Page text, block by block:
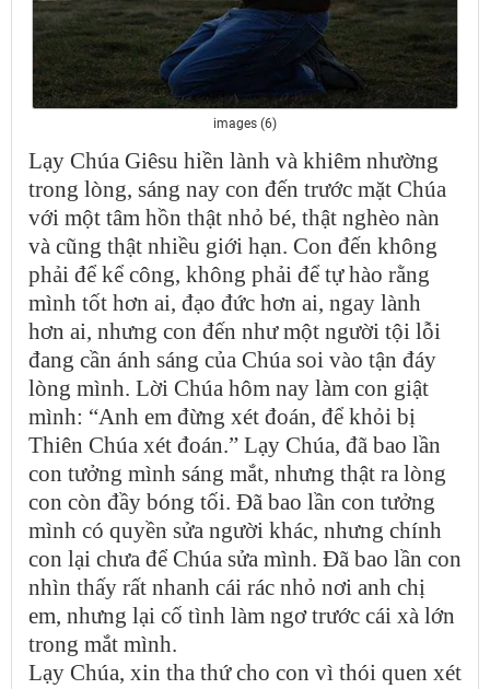
images (6)
Lạy Chúa Giêsu hiền lành và khiêm nhường
trong lòng, sáng nay con đến trước mặt Chúa
với một tâm hồn thật nhỏ bé, thật nghèo nàn
và cũng thật nhiều giới hạn. Con đến không
phải để kể công, không phải để tự hào rằng
mình tốt hơn ai, đạo đức hơn ai, ngay lành
hơn ai, nhưng con đến như một người tội lỗi
đang cần ánh sáng của Chúa soi vào tận đáy
lòng mình. Lời Chúa hôm nay làm con giật
mình: “Anh em đừng xét đoán, để khỏi bị
Thiên Chúa xét đoán.” Lạy Chúa, đã bao lần
con tưởng mình sáng mắt, nhưng thật ra lòng
con còn đầy bóng tối. Đã bao lần con tưởng
mình có quyền sửa người khác, nhưng chính
con lại chưa để Chúa sửa mình. Đã bao lần con
nhìn thấy rất nhanh cái rác nhỏ nơi anh chị
em, nhưng lại cố tình làm ngơ trước cái xà lớn
trong mắt mình.
Lạy Chúa, xin tha thứ cho con vì thói quen xét